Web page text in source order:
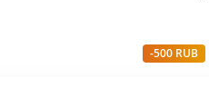
-500 RUB